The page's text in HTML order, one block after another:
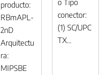
producto:
RBmAPL-
2nD
Arquitectu
ra:
MIPSBE
conector:
(1) SC/UPC
TX...